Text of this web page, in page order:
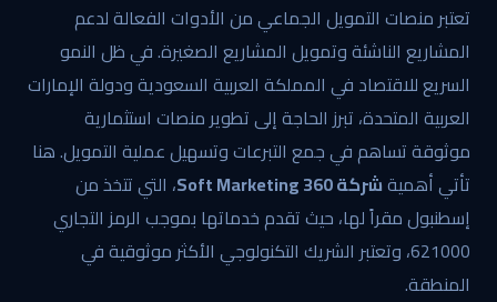
تعتبر منصات التمويل الجماعي من الأدوات الفعالة لدعم
المشاريع الناشئة وتمويل المشاريع الصغيرة. في ظل النمو
السريع للاقتصاد في المملكة العربية السعودية ودولة الإمارات
العربية المتحدة، تبرز الحاجة إلى تطوير منصات استثمارية
موثوقة تساهم في جمع التبرعات وتسهيل عملية التمويل. هنا
تأتي أهميةشركة 360 Soft Marketing
، التي تتخذ من
إسطنبول مقراً لها، حيث تقدم خدماتها بموجب الرمز التجاري
621000، وتعتبر الشريك التكنولوجي الأكثر موثوقية في
المنطقة.